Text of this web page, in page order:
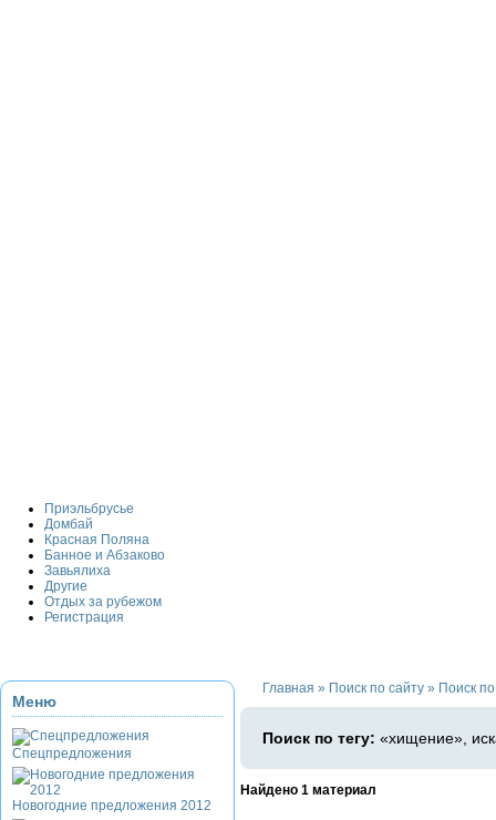
Приэльбрусье
Домбай
Красная Поляна
Банное и Абзаково
Завьялиха
Другие
Отдых за рубежом
Регистрация
Меню
Спецпредложения
Новогодние предложения 2012
Главная » Поиск по сайту » Поиск
Поиск по тегу: «хищение»,
Найдено 1 материал